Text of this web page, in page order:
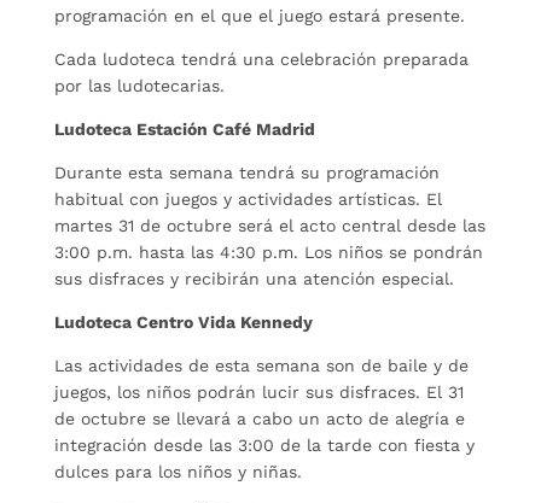
programación en el que el juego estará presente.
Cada ludoteca tendrá una celebración preparada
por las ludotecarias.
Ludoteca Estación Café Madrid
Durante esta semana tendrá su programación
habitual con juegos y actividades artísticas. El
martes 31 de octubre será el acto central desde las
3:00 p.m. hasta las 4:30 p.m. Los niños se pondrán
sus disfraces y recibirán una atención especial.
Ludoteca Centro Vida Kennedy
Las actividades de esta semana son de baile y de
juegos, los niños podrán lucir sus disfraces. El 31
de octubre se llevará a cabo un acto de alegría e
integración desde las 3:00 de la tarde con fiesta y
dulces para los niños y niñas.